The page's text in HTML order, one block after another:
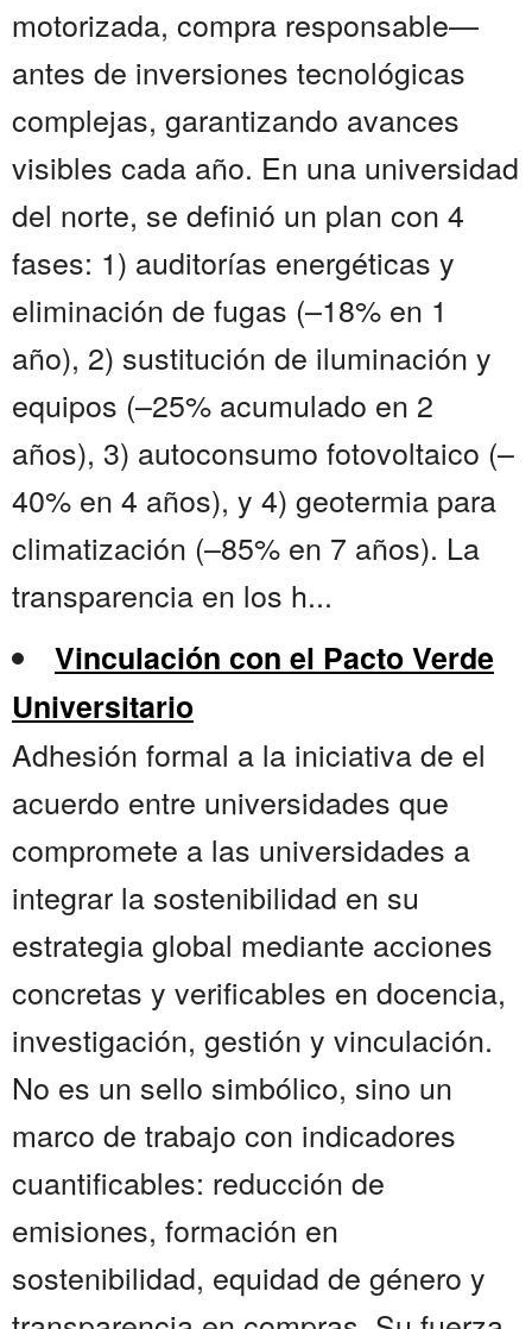
motorizada, compra responsable—
antes de inversiones tecnológicas
complejas, garantizando avances
visibles cada año. En una universidad
del norte, se definió un plan con 4
fases: 1) auditorías energéticas y
eliminación de fugas (–18% en 1
año), 2) sustitución de iluminación y
equipos (–25% acumulado en 2
años), 3) autoconsumo fotovoltaico (–
40% en 4 años), y 4) geotermia para
climatización (–85% en 7 años). La
transparencia en los h...
Vinculación con el Pacto Verde
Universitario
Adhesión formal a la iniciativa de el
acuerdo entre universidades que
compromete a las universidades a
integrar la sostenibilidad en su
estrategia global mediante acciones
concretas y verificables en docencia,
investigación, gestión y vinculación.
No es un sello simbólico, sino un
marco de trabajo con indicadores
cuantificables: reducción de
emisiones, formación en
sostenibilidad, equidad de género y